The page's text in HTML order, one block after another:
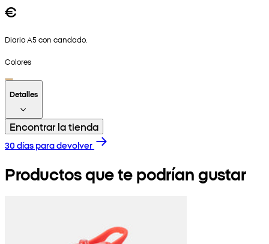
€
Diario A5 con candado.
Colores
Detalles
Encontrar la tienda
30 días para devolver
Productos que te podrían gustar